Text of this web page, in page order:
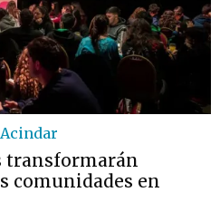
transformarán
comunidades en